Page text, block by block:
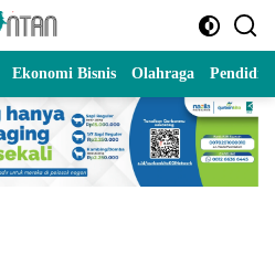
Ekonomi Bisnis Olahraga